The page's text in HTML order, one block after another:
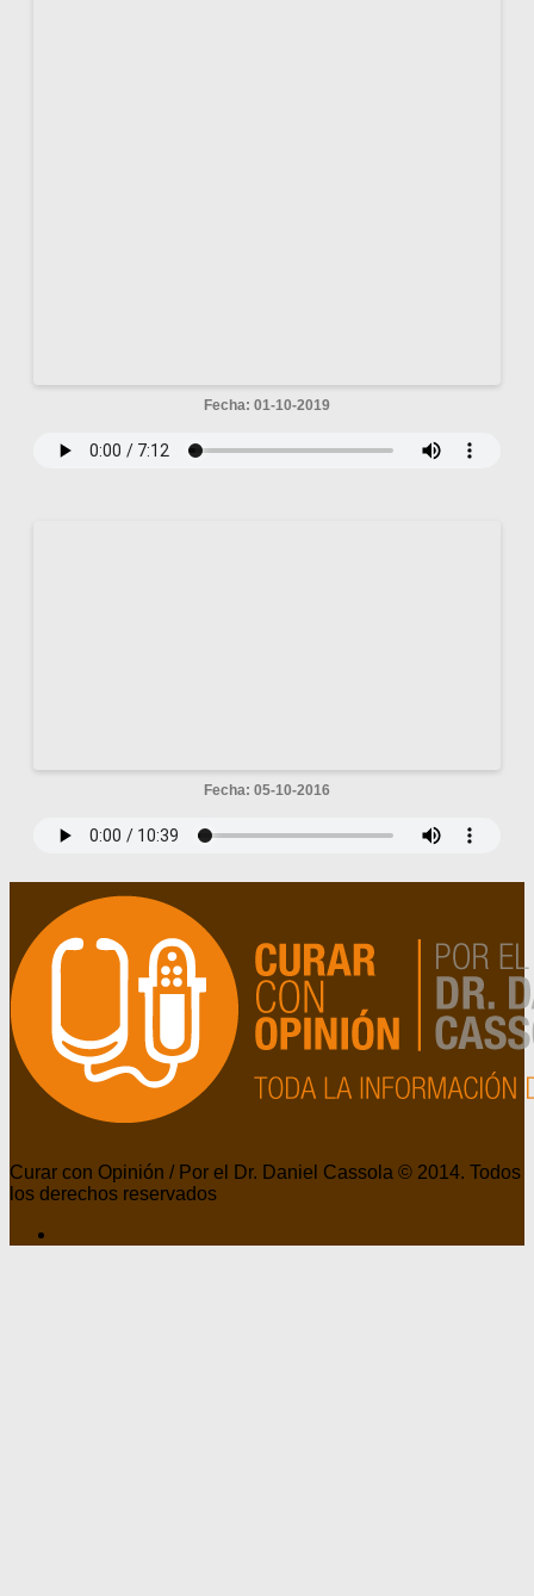
Fecha: 01-10-2019
Fecha: 05-10-2016
Curar con Opinión / Por el Dr. Daniel Cassola © 2014. Todos
los derechos reservados